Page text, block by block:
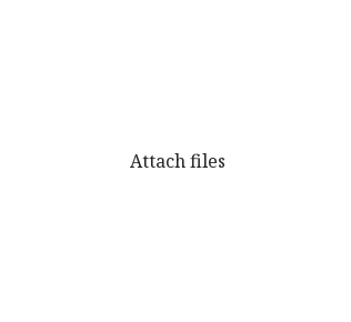
Attach files